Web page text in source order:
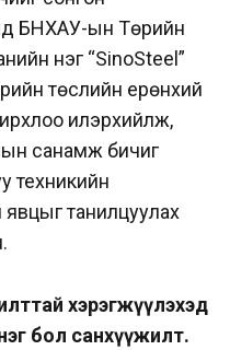
БНХАУ-ын Төрийн
нэг “SinoSteel”
төслийн ерөнхий
илэрхийлж,
санамж бичиг
техникийн
танилцуулах
хэрэгжүүлэхэд
нэг бол санхүүжилт.